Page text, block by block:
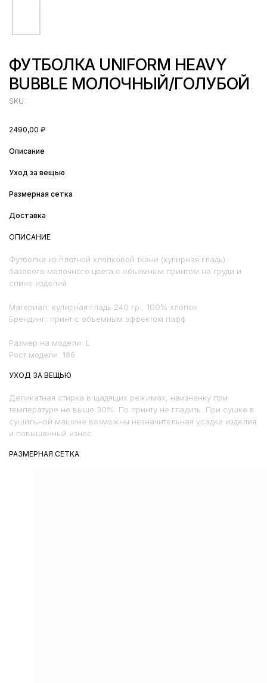
ФУТБОЛКА UNIFORM HEAVY
BUBBLE МОЛОЧНЫЙ/ГОЛУБОЙ
SKU:
2490,00 ₽
Описание
Уход за вещью
Размерная сетка
Доставка
ОПИСАНИЕ
Футболка из плотной хлопковой ткани (кулирная гладь)
базового молочного цвета с объемным принтом на груди и
спине изделия
Материал: кулирная гладь 240 гр., 100% хлопок
Брендинг: принт с объемным эффектом пафф
Размер на модели: L
Рост модели: 186
УХОД ЗА ВЕЩЬЮ
Деликатная стирка в щадящих режимах, наизнанку при
температуре не выше 30%. По принту не гладить. При сушке в
сушильной машине возможны незначительная усадка изделия
и повышенный износ
РАЗМЕРНАЯ СЕТКА